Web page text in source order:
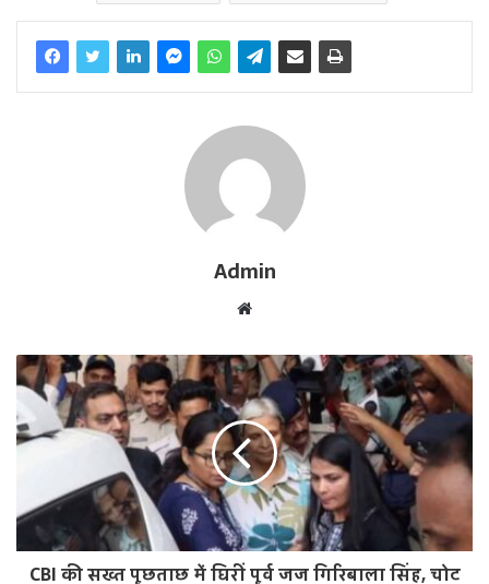
Admin
b
s
i
t
e
CBI की सख्त पूछताछ में घिरीं पूर्व जज गिरिबाला सिंह, चोट